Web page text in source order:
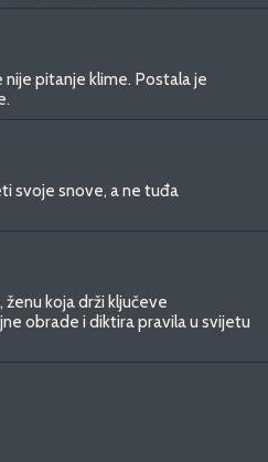
nije pitanje klime. Postala je
svoje snove, a ne tuđa
koja drži ključeve
obrade i diktira pravila u svijetu